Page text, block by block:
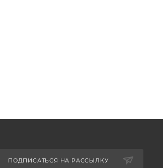
ПОДПИСАТЬСЯ НА РАССЫЛКУ